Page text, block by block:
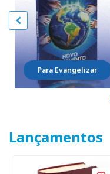
Para Evangelizar
Lançamentos